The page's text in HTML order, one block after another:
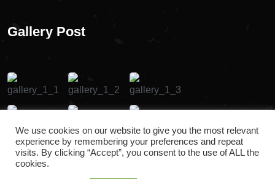
Gallery Post
We use cookies on our website to give you the most relevant
experience by remembering your preferences and repeat
visits. By clicking “Accept”, you consent to the use of ALL the
cookies.